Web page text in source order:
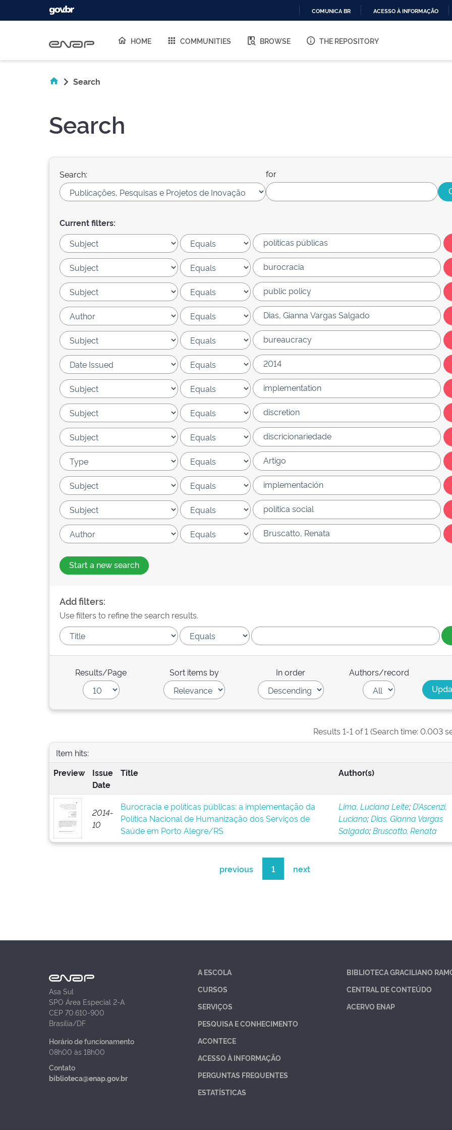
O
COMUNICA BR ACESSO À INFORMAÇÃO
HOME COMMUNITIES BROWSE THE REPOSITORY
Search
Search
Search: for
Current filters:
Start a new search
Add filters:
Use filters to refine the search results.
Results/Page Sort items by In order Authors/record
Results 1-1 of 1 (Search time: 0.003
Item hits:
Preview
Issue
Date
Title Author(s)
2014-
10
Burocracia e políticas públicas: a implementação da
Política Nacional de Humanização dos Serviços de
Saúde em Porto Alegre/RS
Lima, Luciana Leite;D’Ascenzi,
Luciano;Dias, Gianna Vargas
Salgado;Bruscatto, Renata
previous 1 next
Asa Sul
SPO Área Especial 2-A
CEP 70.610-900
Brasília/DF
Horário de funcionamento
08h00 às 18h00
Contato
biblioteca@enap.gov.br
A ESCOLA
CURSOS
SERVIÇOS
PESQUISA E CONHECIMENTO
ACONTECE
ACESSO À INFORMAÇÃO
PERGUNTAS FREQUENTES
ESTATÍSTICAS
BIBLIOTECA GRACILIANO
CENTRAL DE CONTEÚDO
ACERVO ENAP